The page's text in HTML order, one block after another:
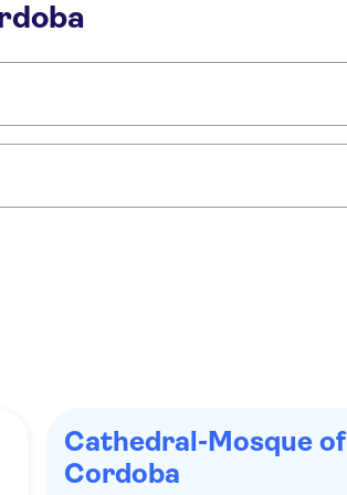
Cathedral-Mosque of
Cordoba